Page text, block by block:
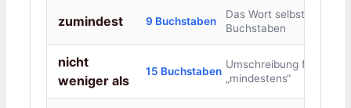
zumindest 9 Buchstaben
Das Wort selbst, 9
Buchstaben
nicht
weniger als
15 Buchstaben
Umschreibung für
„mindestens“